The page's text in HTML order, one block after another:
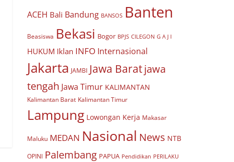
ACEH Bali Bandung BANSOS Banten
Beasiswa Bekasi Bogor BPJS CILEGON G A J I
HUKUM Iklan INFO Internasional
Jakarta JAMBI Jawa Baratjawa
tengah Jawa Timur KALIMANTAN
Kalimantan Barat Kalimantan Timur
Lampung Lowongan Kerja Makasar
Maluku MEDAN Nasional News NTB
OPINI Palembang PAPUA Pendidikan PERILAKU